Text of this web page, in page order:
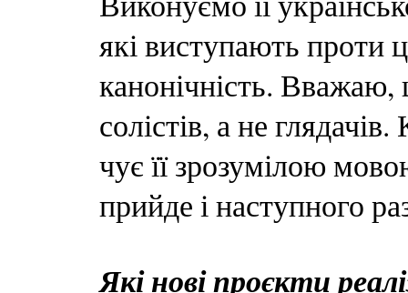
які виступають
канонічність. Вважаю,
солістів, а не
чує її зрозумілою
прийде і наступного
Які нові проєкти